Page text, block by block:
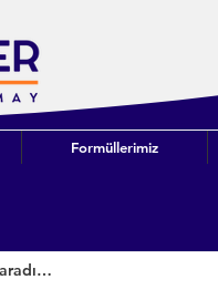
Formüllerimiz